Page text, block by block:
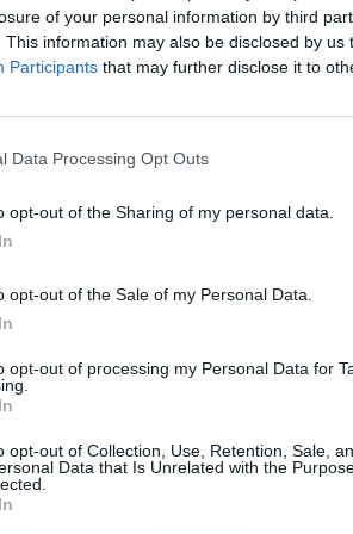
of your personal information by third
This information may also be disclosed by us
Participants that may further disclose it to
Data Processing Opt Outs
opt-out of the Sharing of my personal data.
opt-out of the Sale of my Personal Data.
opt-out of processing my Personal Data for
opt-out of Collection, Use, Retention, Sale,
Data that Is Unrelated with the
nous, faites un don !
FacebookTwitterPinterestLinkedIn